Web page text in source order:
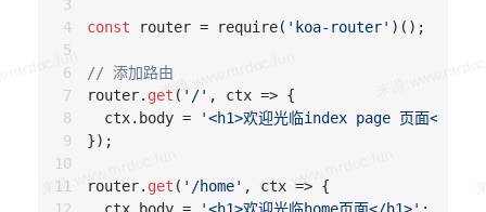
const router = require( 'koa-router' )();
// 添加路由
router. get ( '/' , ctx => {
  ctx.body =
'<h1>欢迎光临index page 页面</h1>'
});
router. get ( '/home' , ctx => {